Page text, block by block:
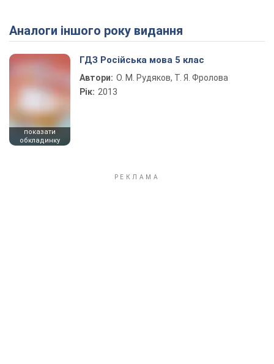
Play Video
Аналоги іншого року видання
показати
обкладинку
ГДЗ Російська мова 5 клас
Автори: О. М. Рудяков, Т. Я. Фролова
Рік: 2013